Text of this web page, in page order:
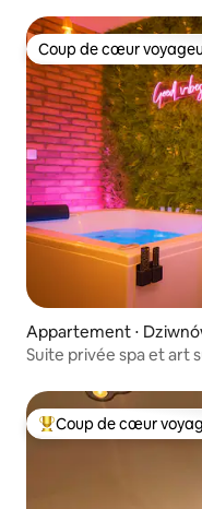
Coup de cœur
Coup de cœur
Appartement ⋅
Suite privée spa et art
Coups de cœur
Coup de cœur